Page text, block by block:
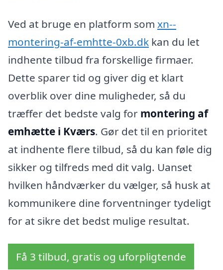
Ved at bruge en platform som xn--
montering-af-emhtte-0xb.dk kan du let
indhente tilbud fra forskellige firmaer.
Dette sparer tid og giver dig et klart
overblik over dine muligheder, så du
træffer det bedste valg for montering af
emhætte i Kværs. Gør det til en prioritet
at indhente flere tilbud, så du kan føle dig
sikker og tilfreds med dit valg. Uanset
hvilken håndværker du vælger, så husk at
kommunikere dine forventninger tydeligt
for at sikre det bedst mulige resultat.
Få 3 tilbud, gratis og uforpligtende